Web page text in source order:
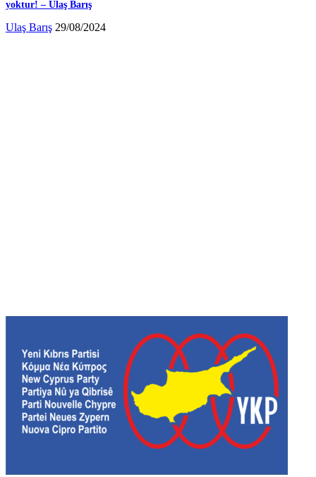
yoktur! – Ulaş Barış
Ulaş Barış 29/08/2024